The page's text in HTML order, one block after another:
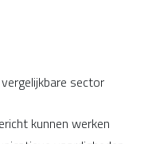
sector
kunnen werken